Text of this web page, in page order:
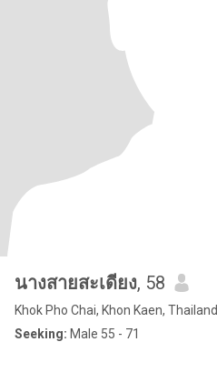
นางสายสะเดียง, 58
Khok Pho Chai, Khon Kaen, Thailand
Seeking: Male 55 - 71